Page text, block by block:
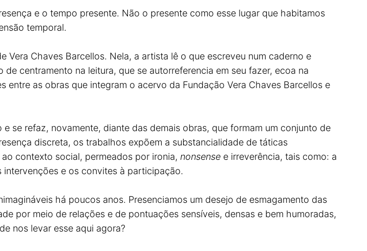
e o tempo presente. Não o presente como esse lugar que habitamos
temporal.
Vera Chaves Barcellos. Nela, a artista lê o que escreveu num caderno e
centramento na leitura, que se autorreferencia em seu fazer, ecoa na
as obras que integram o acervo da Fundação Vera Chaves Barcellos e
se refaz, novamente, diante das demais obras, que formam um conjunto de
discreta, os trabalhos expõem a substancialidade de táticas
contexto social, permeados por ironia, nonsense e irreverência, tais como: a
e os convites à participação.
há poucos anos. Presenciamos um desejo de esmagamento das
por meio de relações e de pontuações sensíveis, densas e bem humoradas,
nos levar esse aqui agora?